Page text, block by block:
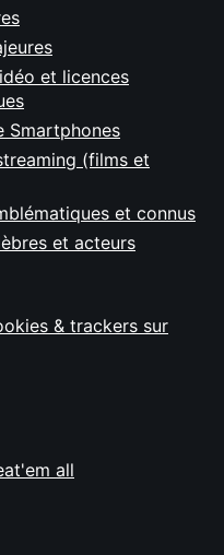
et licences
Smartphones
(films et
et connus
et acteurs
& trackers sur
all